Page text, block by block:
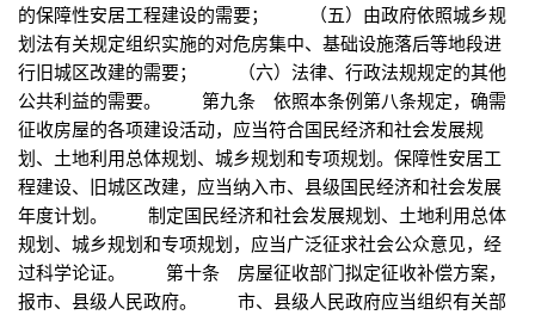
的保障性安居工程建设的需要； （五）由政府依照城乡规
划法有关规定组织实施的对危房集中、基础设施落后等地段进
行旧城区改建的需要； （六）法律、行政法规规定的其他
公共利益的需要。 第九条 依照本条例第八条规定，确需
征收房屋的各项建设活动，应当符合国民经济和社会发展规
划、土地利用总体规划、城乡规划和专项规划。保障性安居工
程建设、旧城区改建，应当纳入市、县级国民经济和社会发展
年度计划。 制定国民经济和社会发展规划、土地利用总体
规划、城乡规划和专项规划，应当广泛征求社会公众意见，经
过科学论证。 第十条 房屋征收部门拟定征收补偿方案，
报市、县级人民政府。 市、县级人民政府应当组织有关部